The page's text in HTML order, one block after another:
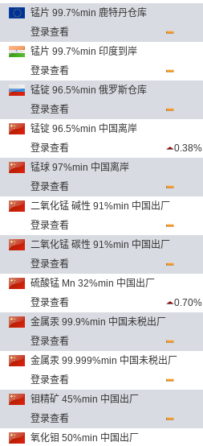
锰片 99.7%min 鹿特丹仓库
登录查看
锰片 99.7%min 印度到岸
登录查看
锰锭 96.5%min 俄罗斯仓库
登录查看
锰锭 96.5%min 中国离岸
登录查看
0.38%
锰球 97%min 中国离岸
登录查看
二氧化锰 碱性 91%min 中国出厂
登录查看
二氧化锰 碳性 91%min 中国出厂
登录查看
硫酸锰 Mn 32%min 中国出厂
登录查看
0.70%
金属汞 99.9%min 中国未税出厂
登录查看
金属汞 99.999%min 中国未税出厂
登录查看
钼精矿 45%min 中国出厂
登录查看
氧化钼 50%min 中国出厂